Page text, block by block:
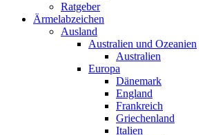
Ratgeber
Ärmelabzeichen
Ausland
Australien und Ozeanien
Australien
Europa
Dänemark
England
Frankreich
Griechenland
Italien